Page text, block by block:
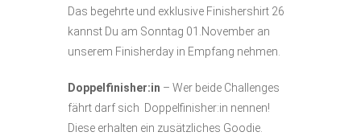
Das begehrte und exklusive Finishershirt 26
kannst Du am Sonntag 01.November an
unserem Finisherday in Empfang nehmen.
Doppelfinisher:in – Wer beide Challenges
fährt darf sich Doppelfinisher:in nennen!
Diese erhalten ein zusätzliches Goodie.